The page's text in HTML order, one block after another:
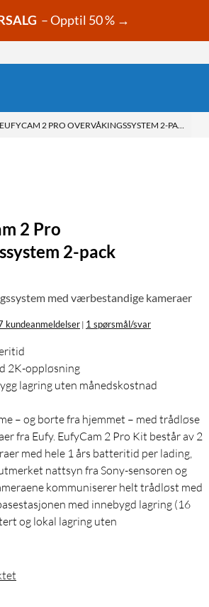
– Opptil 50 % →
2 PRO OVERVÅKINGSSYSTEM 2-PACK
2 Pro
2-pack
med værbestandige kameraer
kundeanmeldelser | 1 spørsmål/svar
2K-oppløsning
lagring uten månedskostnad
– og borte fra hjemmet – med trådløse
fra Eufy. EufyCam 2 Pro Kit består av 2
med hele 1 års batteritid per lading,
nattsyn fra Sony-sensoren og
kommuniserer helt trådløst med
med innebygd lagring (16
og lokal lagring uten